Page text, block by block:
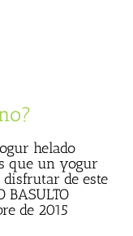
helado
que un yogur
de este
BASULTO
de 2015